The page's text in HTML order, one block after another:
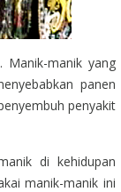
Manik-manik yang
panen
penyakit
di kehidupan
manik-manik ini